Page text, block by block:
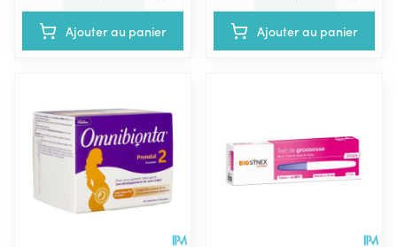
Ajouter au panier Ajouter au panier